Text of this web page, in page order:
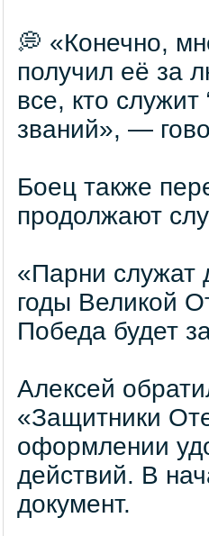
💭 «Конечно,
получил её за
все, кто служит
званий», —
Боец также
продолжают
«Парни служат
годы Великой
Победа будет
Алексей
«Защитники
оформлении
действий. В
документ.